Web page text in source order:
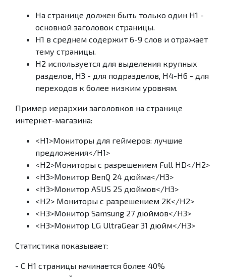
На странице должен быть только один H1 -
основной заголовок страницы.
H1 в среднем содержит 6-9 слов и отражает
тему страницы.
H2 используется для выделения крупных
разделов, H3 - для подразделов, H4-H6 - для
переходов к более низким уровням.
Пример иерархии заголовков на странице
интернет-магазина:
<H1>Мониторы для геймеров: лучшие
предложения</H1>
<H2>Мониторы с разрешением Full HD</H2>
<H3>Монитор BenQ 24 дюйма</H3>
<H3>Монитор ASUS 25 дюймов</H3>
<H2> Мониторы с разрешением 2K</H2>
<H3>Монитор Samsung 27 дюймов</H3>
<H3>Монитор LG UltraGear 31 дюйм</H3>
Статистика показывает:
- С H1 страницы начинается более 40%